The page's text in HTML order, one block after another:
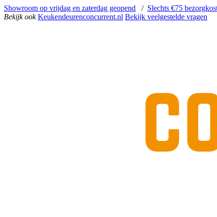
Showroom op vrijdag en zaterdag geopend / Slechts €75
Bekijk ook Keukendeurenconcurrent.nl Bekijk veelgestelde vragen